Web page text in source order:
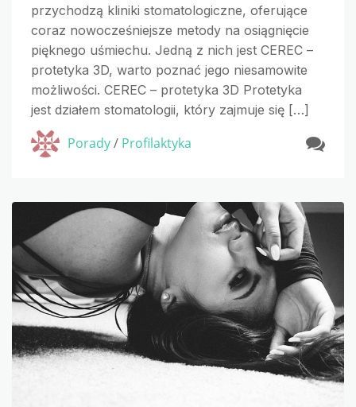
przychodzą kliniki stomatologiczne, oferujące
coraz nowocześniejsze metody na osiągnięcie
pięknego uśmiechu. Jedną z nich jest CEREC –
protetyka 3D, warto poznać jego niesamowite
możliwości. CEREC – protetyka 3D Protetyka
jest działem stomatologii, który zajmuje się […]
Porady/ Profilaktyka